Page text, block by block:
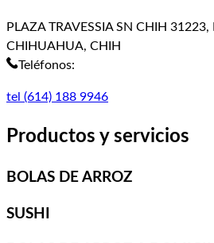
PLAZA TRAVESSIA SN CHIH 31223,
CHIHUAHUA, CHIH
Teléfonos:
tel (614) 188 9946
Productos y servicios
BOLAS DE ARROZ
SUSHI